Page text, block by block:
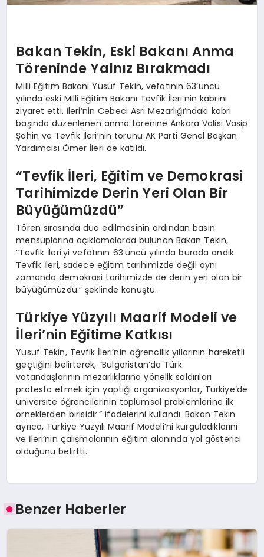
Bakan Tekin, Eski Bakanı Anma
Töreninde Yalnız Bırakmadı
Milli Eğitim Bakanı Yusuf Tekin, vefatının 63’üncü
yılında eski Milli Eğitim Bakanı Tevfik İleri’nin kabrini
ziyaret etti. İleri’nin Cebeci Asri Mezarlığı’ndaki kabri
başında düzenlenen anma törenine Ankara Valisi Vasip
Şahin ve Tevfik İleri’nin torunu AK Parti Genel Başkan
Yardımcısı Ömer İleri de katıldı.
“Tevfik İleri, Eğitim ve Demokrasi
Tarihimizde Derin Yeri Olan Bir
Büyüğümüzdü”
Tören sırasında dua edilmesinin ardından basın
mensuplarına açıklamalarda bulunan Bakan Tekin,
“Tevfik İleri’yi vefatının 63’üncü yılında burada andık.
Tevfik İleri, sadece eğitim tarihimizde değil aynı
zamanda demokrasi tarihimizde de derin yeri olan bir
büyüğümüzdü.” şeklinde konuştu.
Türkiye Yüzyılı Maarif Modeli ve
İleri’nin Eğitime Katkısı
Yusuf Tekin, Tevfik İleri’nin öğrencilik yıllarının hareketli
geçtiğini belirterek, “Bulgaristan’da Türk
vatandaşlarının mezarlıklarına yönelik saldırıları
protesto etmek için yaptığı organizasyonlar, Türkiye’de
üniversite öğrencilerinin toplumsal problemlerine ilk
örneklerden birisidir.” ifadelerini kullandı. Bakan Tekin
ayrıca, Türkiye Yüzyılı Maarif Modeli’ni kurguladıklarını
ve İleri’nin çalışmalarının eğitim alanında yol gösterici
olduğunu belirtti.
Benzer Haberler